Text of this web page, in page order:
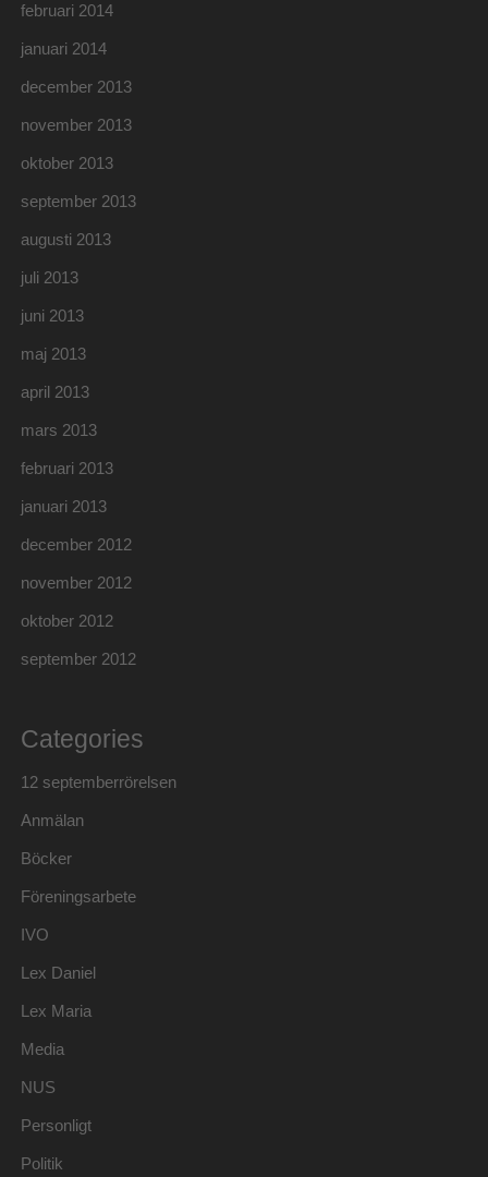
februari 2014
januari 2014
december 2013
november 2013
oktober 2013
september 2013
augusti 2013
juli 2013
juni 2013
maj 2013
april 2013
mars 2013
februari 2013
januari 2013
december 2012
november 2012
oktober 2012
september 2012
Categories
12 septemberrörelsen
Anmälan
Böcker
Föreningsarbete
IVO
Lex Daniel
Lex Maria
Media
NUS
Personligt
Politik